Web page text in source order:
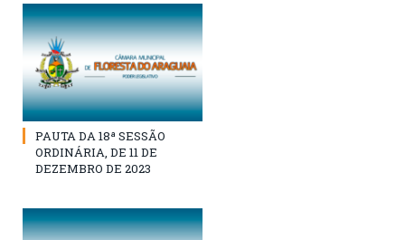
PAUTA DA 18ª SESSÃO
ORDINÁRIA, DE 11 DE
DEZEMBRO DE 2023